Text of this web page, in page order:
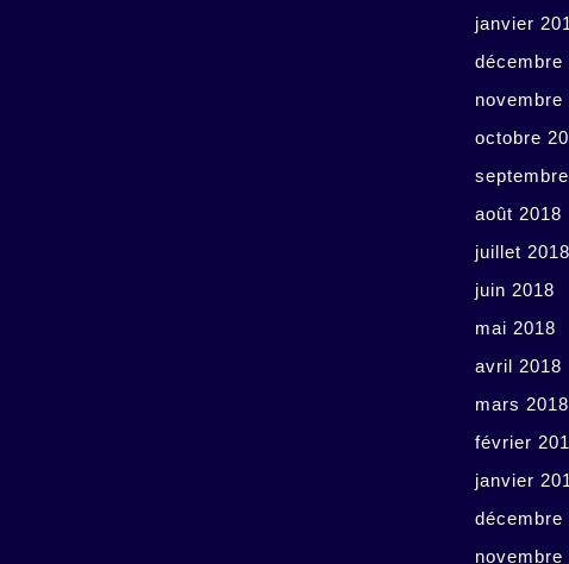
janvier
décembre
novembre
octobre
août 2018
juillet 2018
juin 2018
mai 2018
avril 2018
mars 2018
février
janvier
décembre
novembre